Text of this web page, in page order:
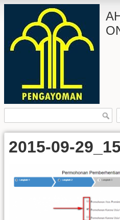
2015-09-